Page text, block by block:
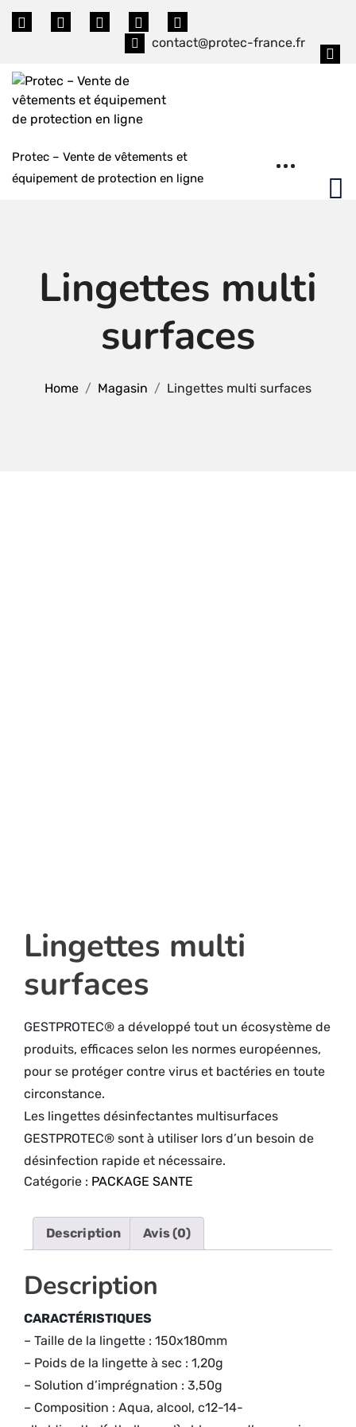
Skip
contact@protec-france.fr
Protec – Vente de vêtements et
équipement de protection en ligne
Lingettes multi
surfaces
Home Magasin Lingettes multi surfaces
Lingettes multi
surfaces
GESTPROTEC® a développé tout un écosystème de
produits, efficaces selon les normes européennes,
pour se protéger contre virus et bactéries en toute
circonstance.
Les lingettes désinfectantes multisurfaces
GESTPROTEC® sont à utiliser lors d’un besoin de
désinfection rapide et nécessaire.
Catégorie : PACKAGE SANTE
Description Avis (0)
Description
CARACTÉRISTIQUES
– Taille de la lingette : 150x180mm
– Poids de la lingette à sec : 1,20g
– Solution d’imprégnation : 3,50g
– Composition : Aqua, alcool, c12-14-